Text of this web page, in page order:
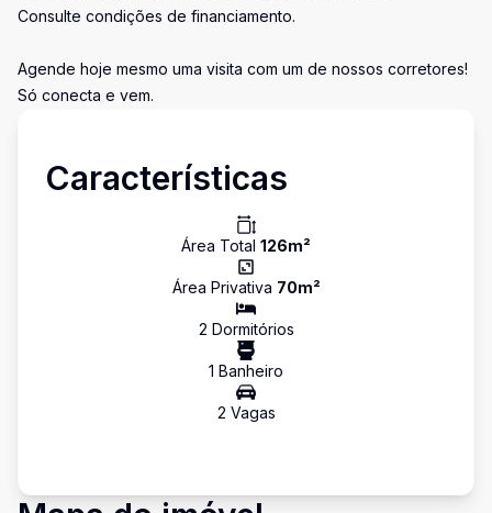
Consulte condições de financiamento.
Agende hoje mesmo uma visita com um de nossos corretores!
Só conecta e vem.
Características
Área Total 126m²
Área Privativa 70m²
2 Dormitórios
1 Banheiro
2 Vagas